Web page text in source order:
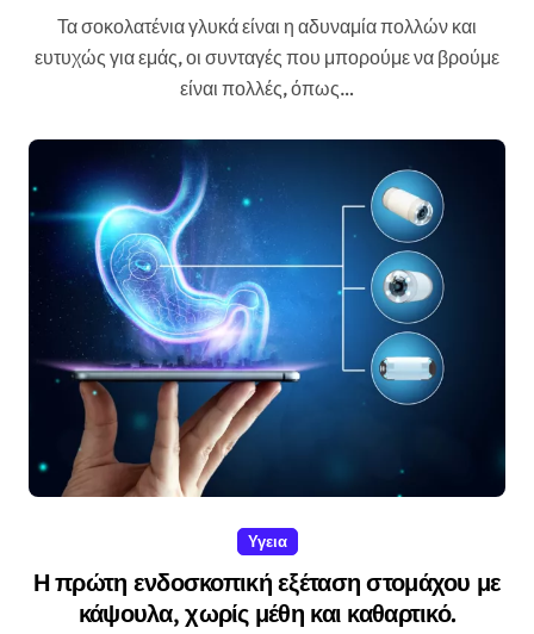
Τα σοκολατένια γλυκά είναι η αδυναμία πολλών και
ευτυχώς για εμάς, οι συνταγές που μπορούμε να βρούμε
είναι πολλές, όπως…
Υγεια
Η πρώτη ενδοσκοπική εξέταση στομάχου με
κάψουλα, χωρίς μέθη και καθαρτικό.